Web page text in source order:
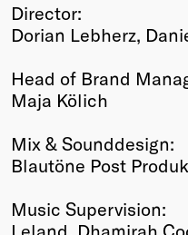
Director:
Dorian Lebherz,
Head of Brand
Maja Kölich
Mix & Sounddesign:
Blautöne Post
Music Supervision:
Leland, Dhamirah